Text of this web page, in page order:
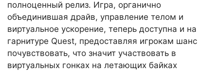
полноценный релиз. Игра, органично
объединившая драйв, управление телом и
виртуальное ускорение, теперь доступна и на
гарнитуре Quest, предоставляя игрокам шанс
почувствовать, что значит участвовать в
виртуальных гонках на летающих байках